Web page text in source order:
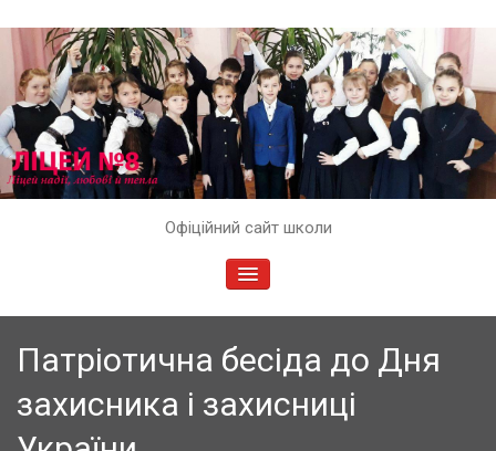
Офіційний сайт школи
TOGGLE
Патріотична бесіда до Дня
захисника і захисниці